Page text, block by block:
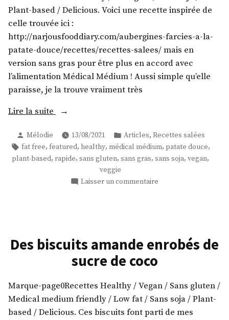
Plant-based / Delicious. Voici une recette inspirée de
celle trouvée ici :
http://narjousfooddiary.com/aubergines-farcies-a-la-
patate-douce/recettes/recettes-salees/ mais en
version sans gras pour être plus en accord avec
l’alimentation Médical Médium ! Aussi simple qu’elle
paraisse, je la trouve vraiment très
Lire la suite « Rouleaux
la
patate
douce »
Publié
par
Mélodie 13/08/2021
Publié
dans
Articles, Recettes salées
Étiquettes :
fat free, featured, healthy, médical médium, patate douce,
plant-based, rapide, sans gluten, sans gras, sans soja, vegan,
veggie
Laisser un commentaire
patate
douce
Des biscuits amande enrobés de
sucre de coco
Marque-page0Recettes Healthy / Vegan / Sans gluten /
Medical medium friendly / Low fat / Sans soja / Plant-
based / Delicious. Ces biscuits font parti de mes